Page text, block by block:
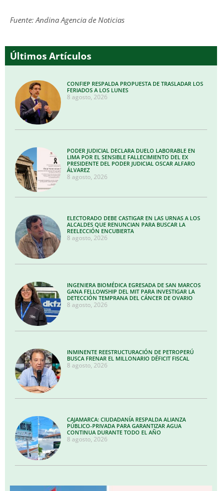
Fuente: Andina Agencia de Noticias
Últimos Artículos
CONFIEP RESPALDA PROPUESTA DE TRASLADAR LOS
FERIADOS A LOS LUNES
8 agosto, 2026
PODER JUDICIAL DECLARA DUELO LABORABLE EN
LIMA POR EL SENSIBLE FALLECIMIENTO DEL EX
PRESIDENTE DEL PODER JUDICIAL OSCAR ALFARO
ÁLVAREZ
8 agosto, 2026
ELECTORADO DEBE CASTIGAR EN LAS URNAS A LOS
ALCALDES QUE RENUNCIAN PARA BUSCAR LA
REELECCIÓN ENCUBIERTA
8 agosto, 2026
INGENIERA BIOMÉDICA EGRESADA DE SAN MARCOS
GANA FELLOWSHIP DEL MIT PARA INVESTIGAR LA
DETECCIÓN TEMPRANA DEL CÁNCER DE OVARIO
8 agosto, 2026
INMINENTE REESTRUCTURACIÓN DE PETROPERÚ
BUSCA FRENAR EL MILLONARIO DÉFICIT FISCAL
8 agosto, 2026
CAJAMARCA: CIUDADANÍA RESPALDA ALIANZA
PÚBLICO-PRIVADA PARA GARANTIZAR AGUA
CONTINUA DURANTE TODO EL AÑO
8 agosto, 2026